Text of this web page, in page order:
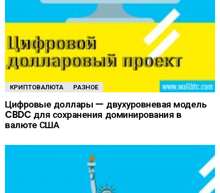
КРИПТОВАЛЮТА РАЗНОЕ
Цифровые доллары — двухуровневая модель
CBDC для сохранения доминирования в
валюте США